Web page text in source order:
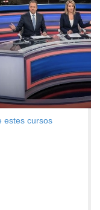
estes cursos